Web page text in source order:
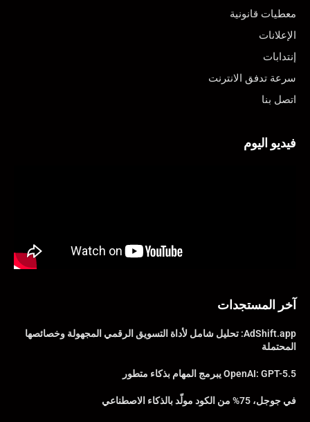
معطيات قانونية
الإعلانات
إنتدابات
سرعة تدفق الانترنت
اتصل بنا
فيديو اليوم
آخر المستجدات
AdShift.app: تحليل شامل لأداة التسويق الرقمي المجهولة وخصائصها
المحتملة
OpenAI: GPT-5.5 يبرمج المهام بذكاء متطور
في جوجل، 75% من الكود مولّد بالذكاء الاصطناعي